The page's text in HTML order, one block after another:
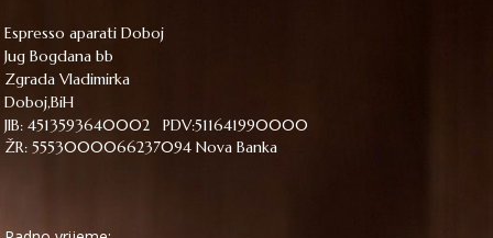
Espresso aparati Doboj
Jug Bogdana bb
Zgrada Vladimirka
Doboj,BiH
JIB: 4513593640002 PDV:511641990000
ŽR: 5553000066237094 Nova Banka